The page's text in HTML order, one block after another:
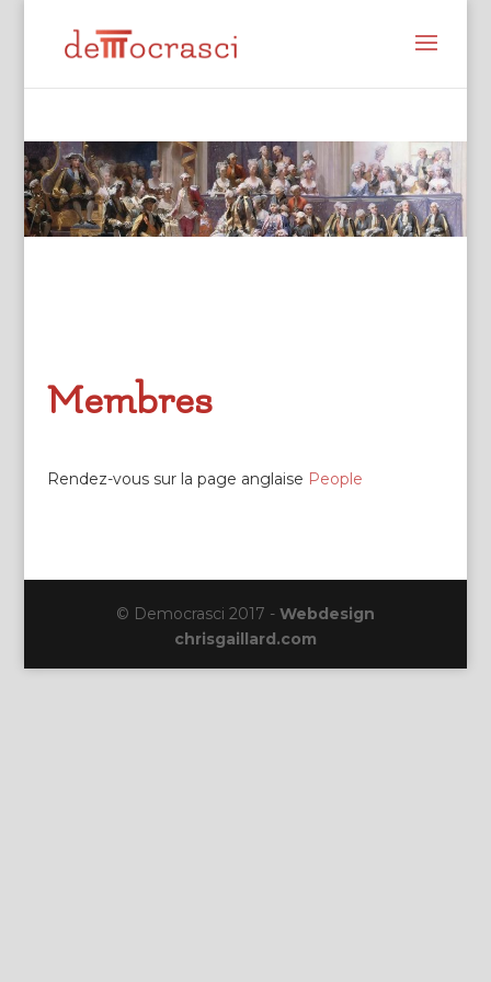
Membres
Rendez-vous sur la page anglaise People
© Democrasci 2017 - Webdesign
chrisgaillard.com